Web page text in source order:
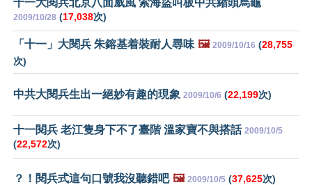
十一大閱兵北京八面威風 索海盜叫板中共縮頭烏龜
2009/10/28 (17,038次)
「十一」大閱兵 朱鎔基着裝耐人尋味 🖼️ 2009/10/16 (28,755
次)
中共大閱兵生出一絕妙有趣的現象 2009/10/6 (22,199次)
十一閱兵 老江隻身下不了臺階 溫家寶不與搭話 2009/10/5
(22,572次)
？！閱兵式這句口號我沒聽錯吧 🖼️ 2009/10/5 (37,625次)